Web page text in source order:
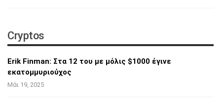
Cryptos
Erik Finman: Στα 12 του με μόλις $1000 έγινε
εκατομμυριούχος
Μάι 19, 2025